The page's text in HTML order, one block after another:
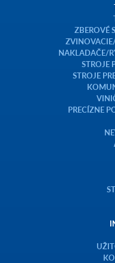
ZBEROVÉ
NAKLADAČE/
STROJE
STROJE
PRECÍZNE